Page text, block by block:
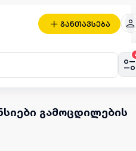
განთავსება
გამოცდილების